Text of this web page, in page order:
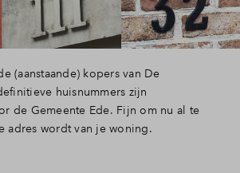
(aanstaande) kopers van De
huisnummers zijn
de Gemeente Ede. Fijn om nu al te
adres wordt van je woning.